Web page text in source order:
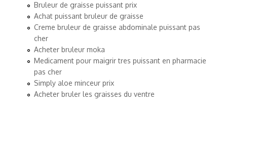
Bruleur de graisse puissant prix
Achat puissant bruleur de graisse
Creme bruleur de graisse abdominale puissant pas
cher
Acheter bruleur moka
Medicament pour maigrir tres puissant en pharmacie
pas cher
Simply aloe minceur prix
Acheter bruler les graisses du ventre